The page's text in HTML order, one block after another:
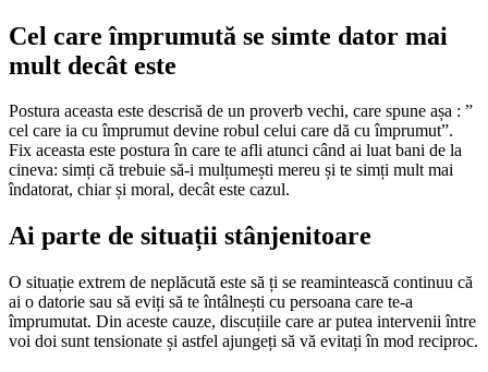
Cel care împrumută se simte dator mai
mult decât este
Postura aceasta este descrisă de un proverb vechi, care spune așa : ”
cel care ia cu împrumut devine robul celui care dă cu împrumut”.
Fix aceasta este postura în care te afli atunci când ai luat bani de la
cineva: simți că trebuie să-i mulțumești mereu și te simți mult mai
îndatorat, chiar și moral, decât este cazul.
Ai parte de situații stânjenitoare
O situație extrem de neplăcută este să ți se reamintească continuu că
ai o datorie sau să eviți să te întâlnești cu persoana care te-a
împrumutat. Din aceste cauze, discuțiile care ar putea intervenii între
voi doi sunt tensionate și astfel ajungeți să vă evitați în mod reciproc.